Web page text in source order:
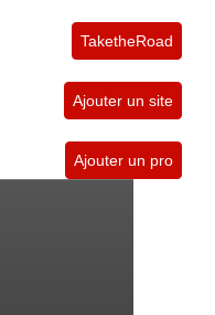
TaketheRoad
Ajouter un site
Ajouter un pro